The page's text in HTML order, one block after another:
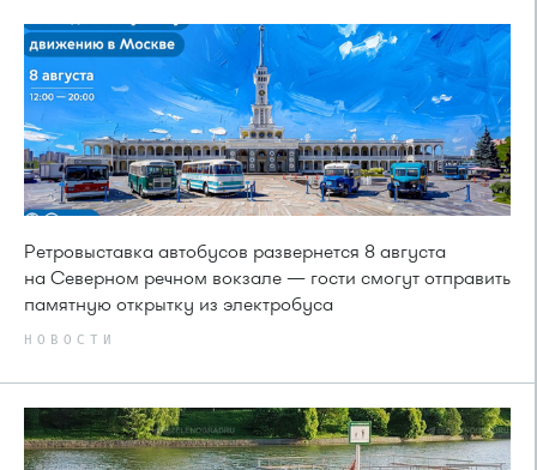
Ретровыставка автобусов развернется 8 августа
на Северном речном вокзале — гости смогут отправить
памятную открытку из электробуса
НОВОСТИ